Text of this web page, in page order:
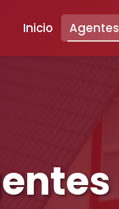
Inicio Agentes